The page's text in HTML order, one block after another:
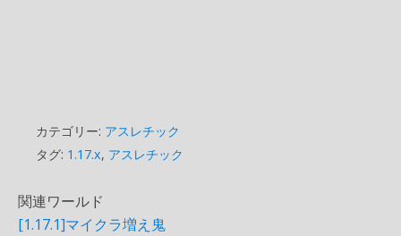
カテゴリー: アスレチック
タグ: 1.17.x, アスレチック
関連ワールド
[1.17.1]マイクラ増え鬼